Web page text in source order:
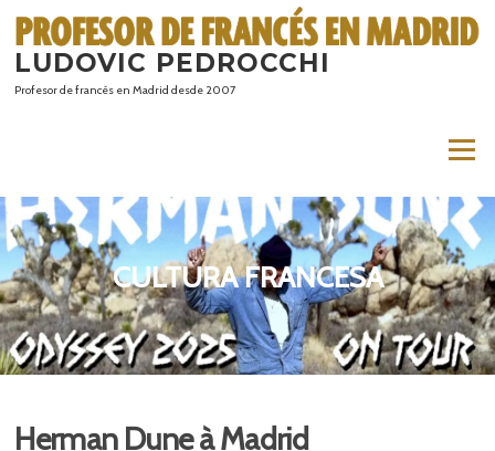
contenido
LUDOVIC PEDROCCHI
Profesor de francés en Madrid desde 2007
Menú
CULTURA FRANCESA
Herman Dune à Madrid